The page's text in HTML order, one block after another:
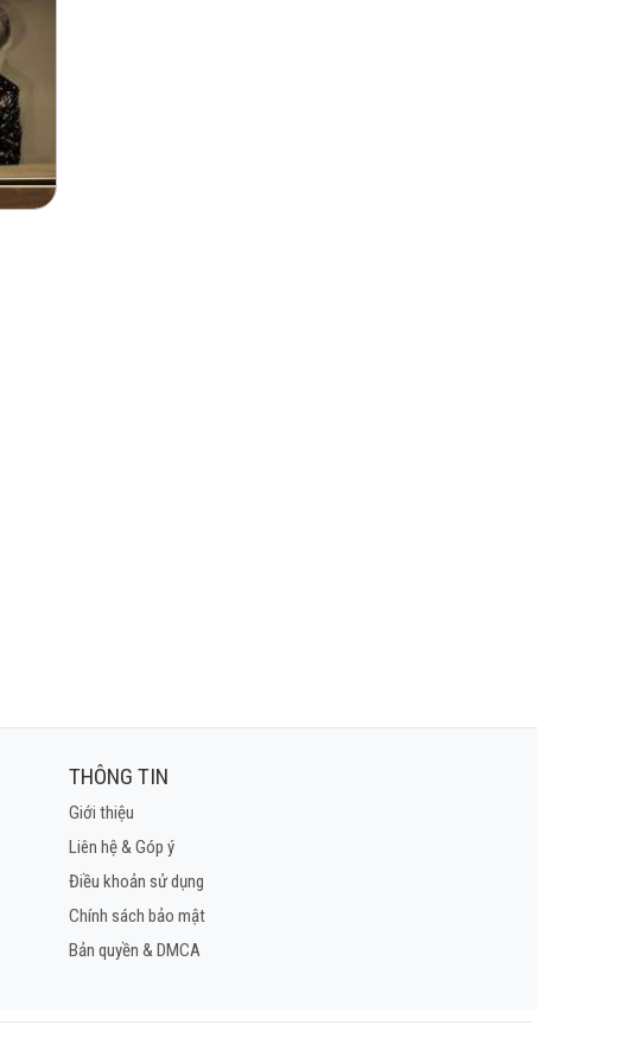
THÔNG TIN
Giới thiệu
Liên hệ & Góp ý
Điều khoản sử dụng
Chính sách bảo mật
Bản quyền & DMCA